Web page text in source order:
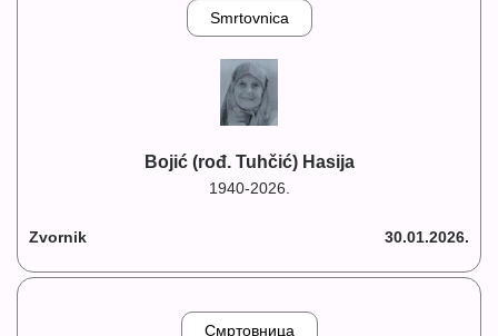
Smrtovnica
Bojić (rođ. Tuhčić) Hasija
1940-2026.
Zvornik 30.01.2026.
Смртовница